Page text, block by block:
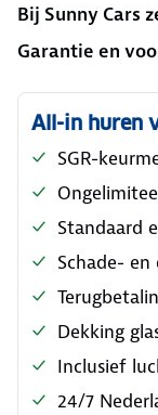
Bij Sunny Cars
Garantie en
All-in huren
SGR-
Standaard
Schade-
Dekking
Inclusief
24/7